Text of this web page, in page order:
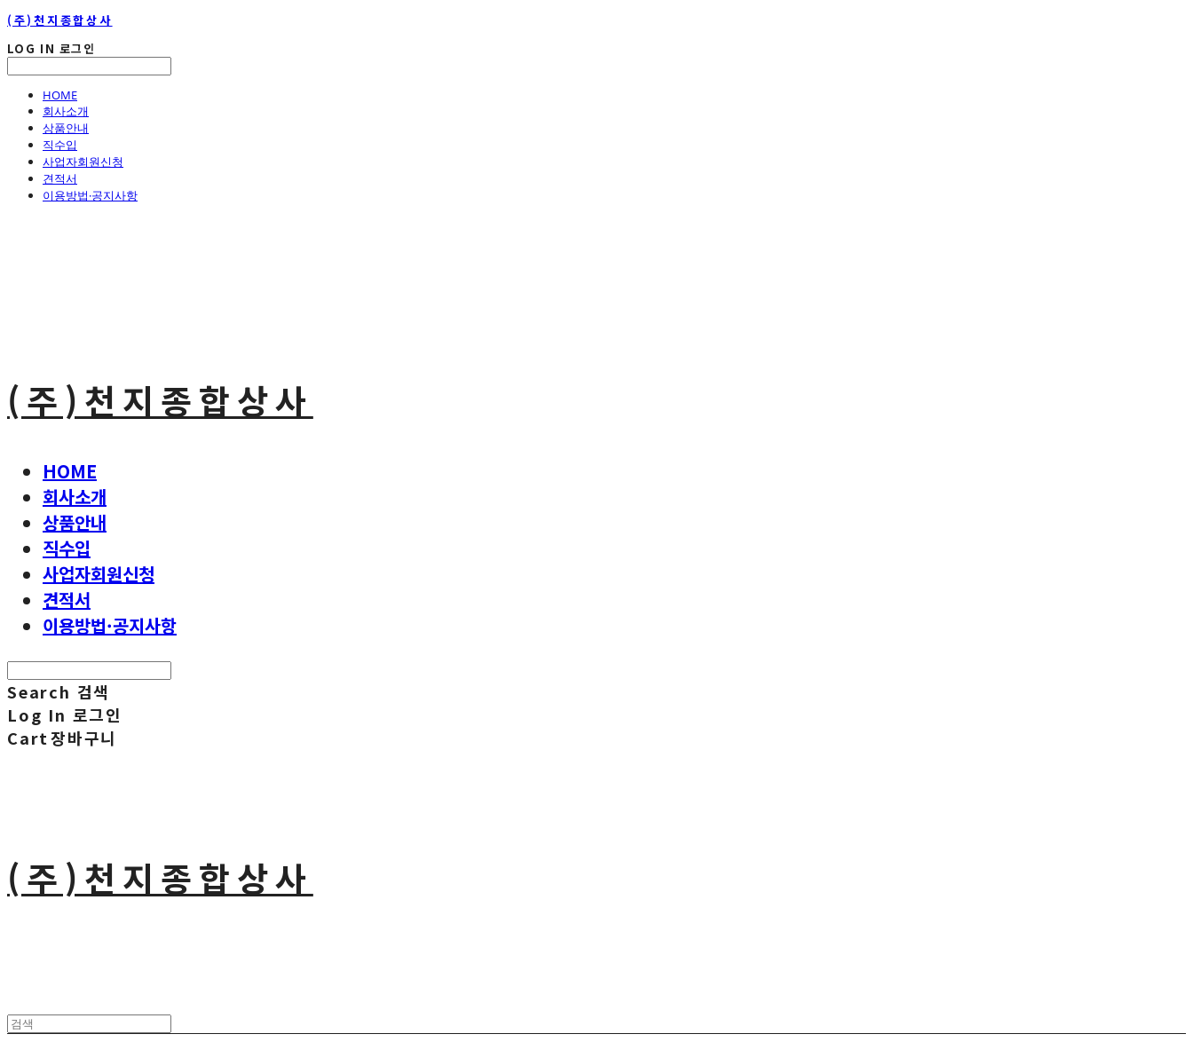
(주)천지종합상사
LOG IN 로그인
HOME
회사소개
상품안내
직수입
사업자회원신청
견적서
이용방법·공지사항
(주)천지종합상사
HOME
회사소개
상품안내
직수입
사업자회원신청
견적서
이용방법·공지사항
Search 검색
Log In 로그인
Cart장바구니
(주)천지종합상사